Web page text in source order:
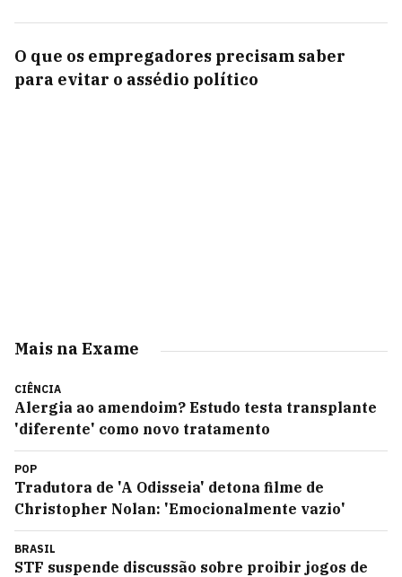
O que os empregadores precisam saber
para evitar o assédio político
Mais na Exame
CIÊNCIA
Alergia ao amendoim? Estudo testa transplante
'diferente' como novo tratamento
POP
Tradutora de 'A Odisseia' detona filme de
Christopher Nolan: 'Emocionalmente vazio'
BRASIL
STF suspende discussão sobre proibir jogos de